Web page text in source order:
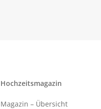
Hochzeitsmagazin
Magazin – Übersicht